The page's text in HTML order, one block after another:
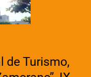
de Turismo,